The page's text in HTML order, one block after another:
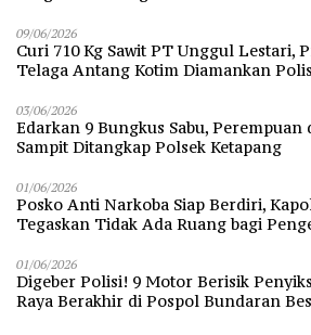
09/06/2026
Curi 710 Kg Sawit PT Unggul Lestari,
Telaga Antang Kotim Diamankan
03/06/2026
Edarkan 9 Bungkus Sabu,
Sampit Ditangkap Polsek Ketapang
01/06/2026
Posko Anti Narkoba Siap Berdiri,
Tegaskan Tidak Ada Ruang bagi
01/06/2026
Digeber Polisi! 9 Motor Berisik
Raya Berakhir di Pospol Bundaran